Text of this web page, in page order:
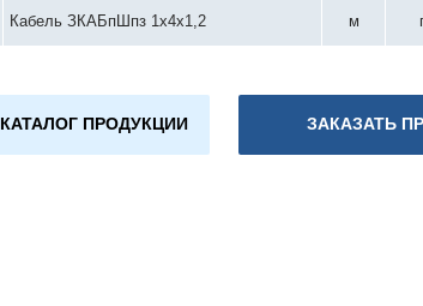
Кабель ЗКАБпШпз 1х4х1,2 м
КАТАЛОГ ПРОДУКЦИИ ЗАКАЗАТЬ